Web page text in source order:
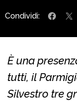
Condividi:
È una
tutti, il
Silvestro tre